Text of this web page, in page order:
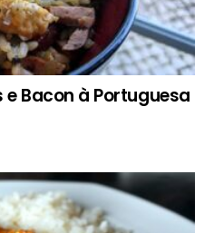
Bacon à Portuguesa